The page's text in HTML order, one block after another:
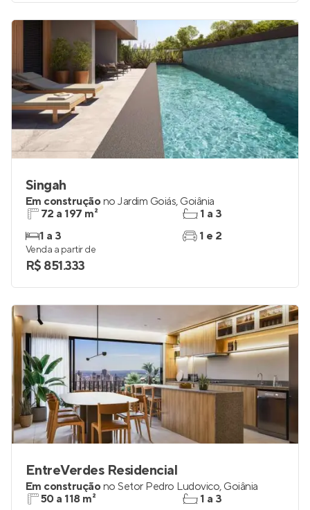
Singah
Em construçãono Jardim Goiás, Goiânia
72 a 197 m²
1 a 3
1 a 3
1 e 2
Venda a partir de
R$ 851.333
EntreVerdes Residencial
Em construçãono Setor Pedro Ludovico, Goiânia
50 a 118 m²
1 a 3